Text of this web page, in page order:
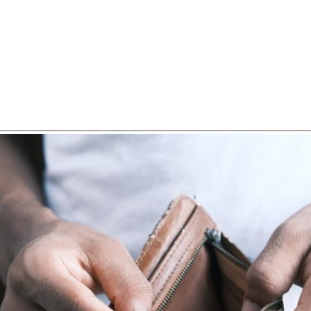
OVER ROOD
PLINKR NAZORG
SOCIALDEBT
DOORBRAAKMETHODE
COLLECTIEF SCHULDREGELEN
DE VOORZIENINGENWIJZER
NEDERLANDSE SCHULDHULPROUTE (NSR)